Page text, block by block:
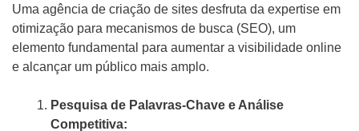
Uma agência de criação de sites desfruta da expertise em
otimização para mecanismos de busca (SEO), um
elemento fundamental para aumentar a visibilidade online
e alcançar um público mais amplo.
Pesquisa de Palavras-Chave e Análise
Competitiva: